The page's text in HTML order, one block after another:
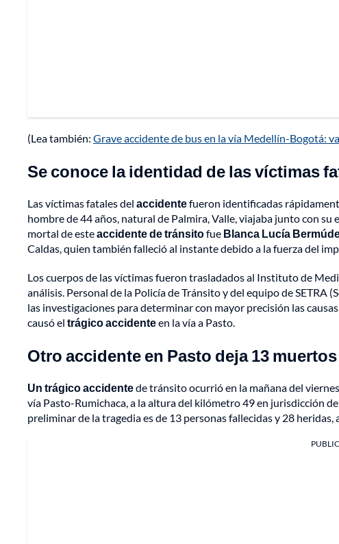
(Lea también: Grave accidente de bus en la vía Medellín-Bogotá:
Se conoce la identidad de las víctimas
Las víctimas fatales del accidentefueron identificadas
hombre de 44 años, natural de Palmira, Valle, viajaba junto con
mortal de esteaccidente de tránsitofue Blanca Lucía
Caldas, quien también falleció al instante debido a la fuerza del
Los cuerpos de las víctimas fueron trasladados al Instituto de
análisis. Personal de la Policía de Tránsito y del equipo de SETRA
las investigaciones para determinar con mayor precisión las
causó el trágico accidenteen la vía a Pasto.
Otro accidente en Pasto deja 13 muertos
Un trágico accidentede tránsito ocurrió en la mañana del
vía Pasto-Rumichaca, a la altura del kilómetro 49 en jurisdicción
preliminar de la tragedia es de 13 personas fallecidas y 28 heridas,